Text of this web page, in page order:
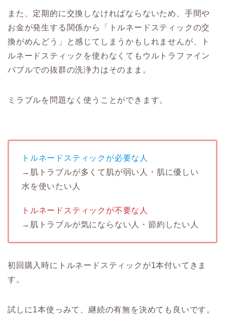
また、定期的に交換しなければならないため、手間や
お金が発生する関係から「トルネードスティックの交
換がめんどう」と感じてしまうかもしれませんが、ト
ルネードスティックを使わなくてもウルトラファイン
バブルでの抜群の洗浄力はそのまま。
ミラブルを問題なく使うことができます。
トルネードスティックが必要な人
→肌トラブルが多くて肌が弱い人・肌に優しい
水を使いたい人
トルネードスティックが不要な人
→肌トラブルが気にならない人・節約したい人
初回購入時にトルネードスティックが1本付いてきま
す。
試しに1本使っみて、継続の有無を決めても良いです。